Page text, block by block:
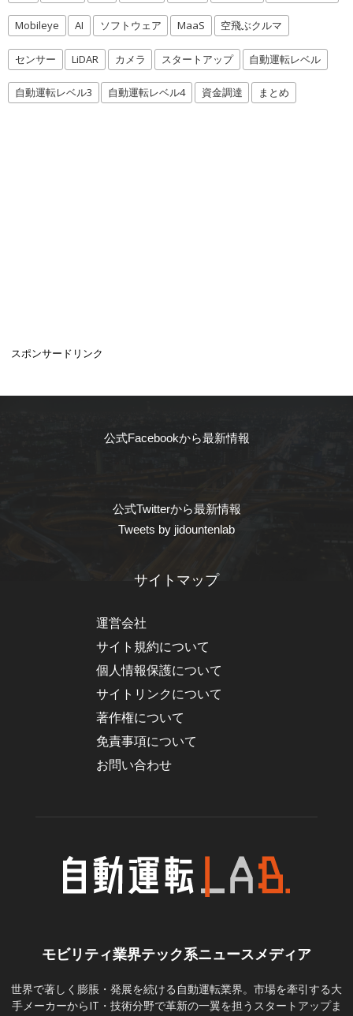
Mobileye AI ソフトウェア MaaS 空飛ぶクルマ
センサー LiDAR カメラ スタートアップ 自動運転レベル
自動運転レベル3 自動運転レベル4 資金調達 まとめ
スポンサードリンク
公式Facebookから最新情報
公式Twitterから最新情報
Tweets by jidountenlab
サイトマップ
運営会社
サイト規約について
個人情報保護について
サイトリンクについて
著作権について
免責事項について
お問い合わせ
モビリティ業界テック系ニュースメディア
世界で著しく膨脹・発展を続ける自動運転業界。市場を牽引する大
手メーカーからIT・技術分野で革新の一翼を担うスタートアップま